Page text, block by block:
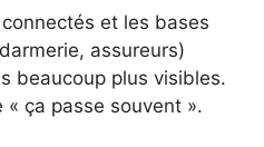
et les bases
assureurs)
beaucoup plus visibles.
ça passe souvent ».